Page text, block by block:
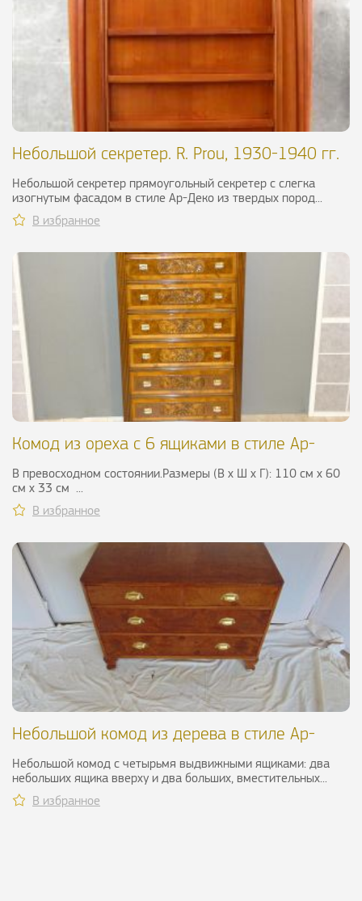
Небольшой секретер. R. Prou, 1930-1940 гг.
Небольшой секретер прямоугольный секретер с слегка
изогнутым фасадом в стиле Ар-Деко из твердых пород...
В избранное
Комод из ореха с 6 ящиками в стиле Ар-
В превосходном состоянии.Размеры (В х Ш х Г): 110 см х 60
см х 33 см ...
В избранное
Небольшой комод из дерева в стиле Ар-
Небольшой комод с четырьмя выдвижными ящиками: два
небольших ящика вверху и два больших, вместительных...
В избранное